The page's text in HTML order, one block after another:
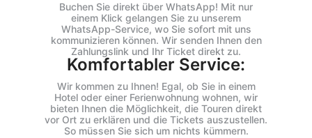
Buchen Sie direkt über WhatsApp! Mit nur
einem Klick gelangen Sie zu unserem
WhatsApp-Service, wo Sie sofort mit uns
kommunizieren können. Wir senden Ihnen den
Zahlungslink und Ihr Ticket direkt zu.
Komfortabler Service:
Wir kommen zu Ihnen! Egal, ob Sie in einem
Hotel oder einer Ferienwohnung wohnen, wir
bieten Ihnen die Möglichkeit, die Touren direkt
vor Ort zu erklären und die Tickets auszustellen.
So müssen Sie sich um nichts kümmern.